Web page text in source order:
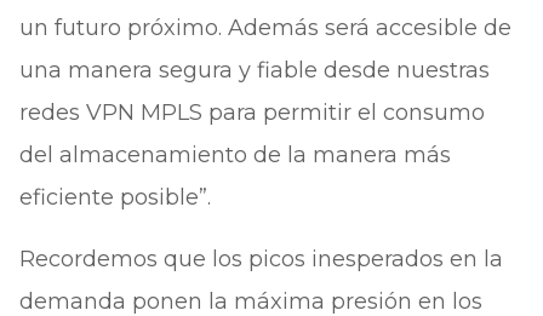
un futuro próximo. Además será accesible de
una manera segura y fiable desde nuestras
redes VPN MPLS para permitir el consumo
del almacenamiento de la manera más
eficiente posible”.
Recordemos que los picos inesperados en la
demanda ponen la máxima presión en los